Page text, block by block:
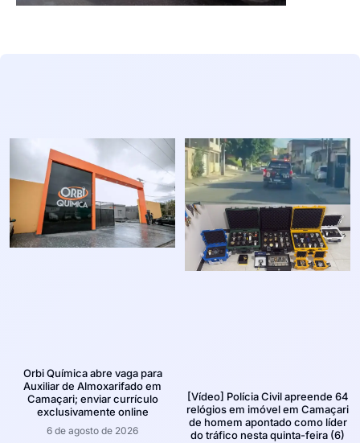
Orbi Química abre vaga para
Auxiliar de Almoxarifado em
Camaçari; enviar currículo
exclusivamente online
6 de agosto de 2026
[Vídeo] Polícia Civil apreende 64
relógios em imóvel em Camaçari
de homem apontado como líder
do tráfico nesta quinta-feira (6)